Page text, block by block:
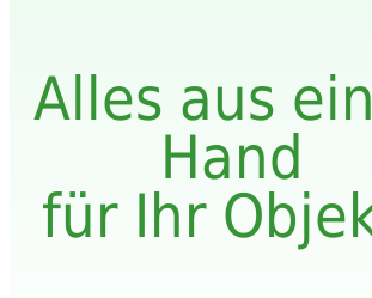
Alles aus
Hand
für Ihr